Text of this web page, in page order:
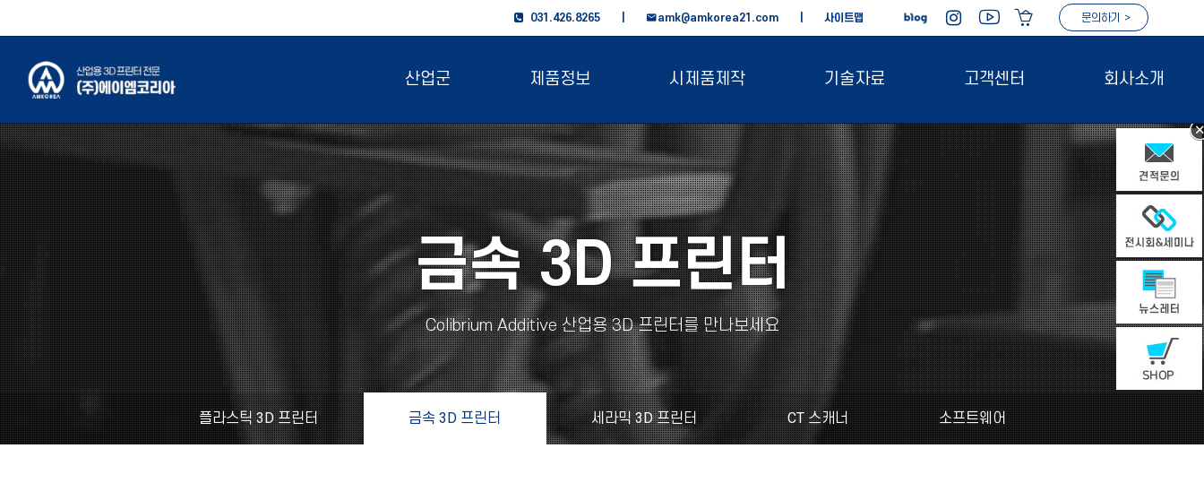
031.426.8265 | amk@amkorea21.com 사이트맵 문의하기 >
산업군 제품정보 시제품제작 기술자료 고객센터 회사소개
금속 3D 프린터
Colibrium Additive 산업용 3D 프린터를 만나보세요
플라스틱 3D 프린터 금속 3D 프린터 세라믹 3D 프린터 CT 스캐너 소프트웨어